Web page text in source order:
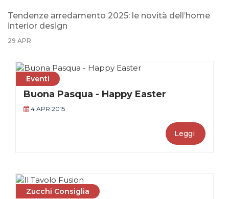
Tendenze arredamento 2025: le novità dell’home
interior design
29 APR
Eventi
Buona Pasqua - Happy Easter
4 APR 2015
Leggi
Zucchi Consiglia